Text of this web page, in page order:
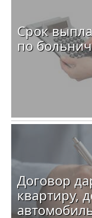
Срок
по
Договор
квартиру,